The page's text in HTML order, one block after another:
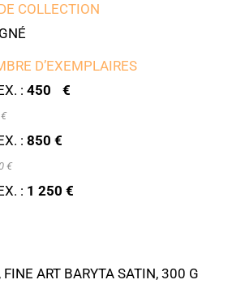
COLLECTION
D’EXEMPLAIRES
: 450 €
: 850 €
€
: 1 250 €
ART BARYTA SATIN, 300 G